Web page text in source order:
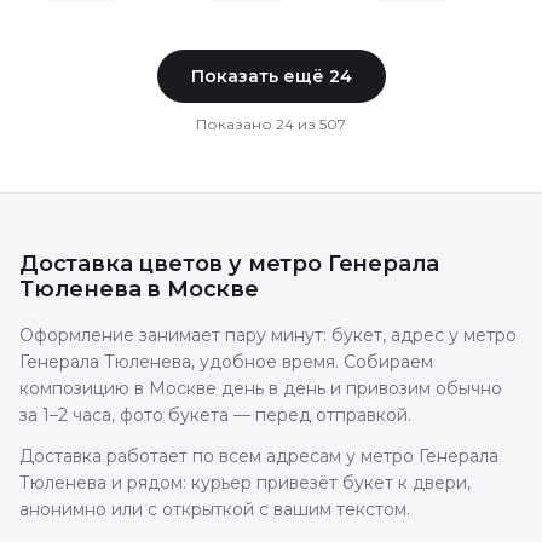
Показать ещё 24
Показано 24 из 507
Доставка цветову метро Генерала
Тюленева в Москве
Оформление занимает пару минут: букет, адрес у метро
Генерала Тюленева, удобное время. Собираем
композицию в Москве день в день и привозим обычно
за 1–2 часа, фото букета — перед отправкой.
Доставка работает по всем адресам у метро Генерала
Тюленева и рядом: курьер привезёт букет к двери,
анонимно или с открыткой с вашим текстом.